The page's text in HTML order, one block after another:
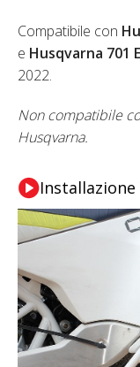
Compatibile con
e Husqvarna 701
2022.
Non compatibile
Husqvarna.
Installazione